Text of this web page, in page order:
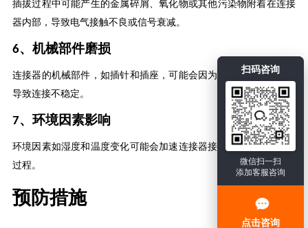
扫码咨询
微信扫一扫
添加客服咨询
点击咨询
插拔过程中可能产生的金属碎屑、氧化物或其他污染物附着在连接
器内部，导致电气接触不良或信号衰减‌。
6、‌机械部件磨损‌
连接器的机械部件，如插针和插座，可能会因为重复插拔而磨损，
导致连接不稳定 ‌。
7、‌环境因素影响‌
环境因素如湿度和温度变化可能会加速连接器接触件的腐蚀和氧化
过程 ‌。
预防措施